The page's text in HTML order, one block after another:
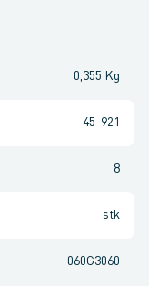
0,355 Kg
45-921
8
stk
060G3060